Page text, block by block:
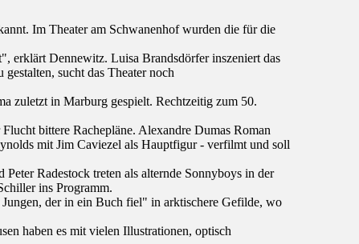
Im Theater am Schwanenhof wurden die für die
erklärt Dennewitz. Luisa Brandsdörfer inszeniert das
sucht das Theater noch
zuletzt in Marburg gespielt. Rechtzeitig zum 50.
bittere Rachepläne. Alexandre Dumas Roman
mit Jim Caviezel als Hauptfigur - verfilmt und soll
Radestock treten als alternde Sonnyboys in der
ins Programm.
der in ein Buch fiel" in arktischere Gefilde, wo
haben es mit vielen Illustrationen, optisch